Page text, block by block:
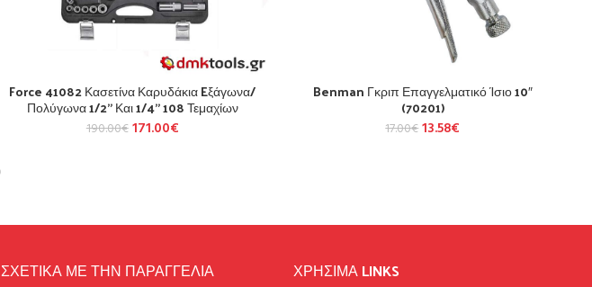
Force 41082 Κασετίνα Καρυδάκια Eξάγωνα/
Πολύγωνα 1/2” Και 1/4” 108 Τεμαχίων
190.00€ 171.00€
Benman Γκριπ Επαγγελματικό Ίσιο 10″
(70201)
17.00€ 13.58€
ΣΧΕΤΙΚΑ ΜΕ ΤΗΝ ΠΑΡΑΓΓΕΛΙΑ ΧΡΉΣΙΜΑ LINKS